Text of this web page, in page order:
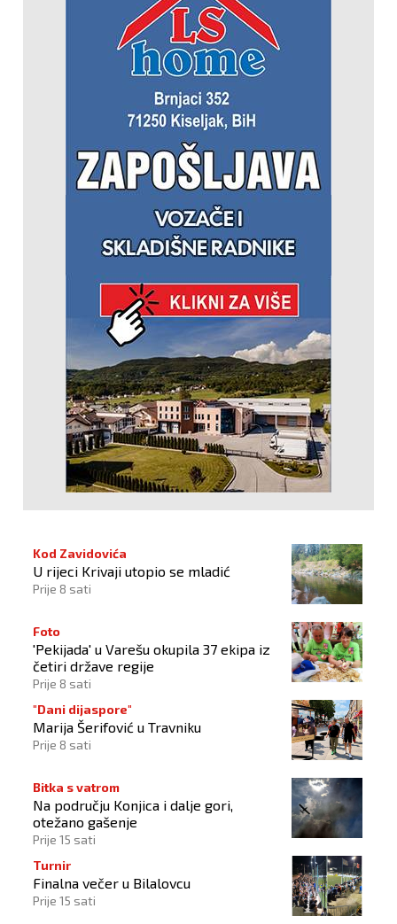
Kod Zavidovića
U rijeci Krivaji utopio se mladić
Prije 8 sati
Foto
'Pekijada' u Varešu okupila 37 ekipa iz
četiri države regije
Prije 8 sati
"Dani dijaspore"
Marija Šerifović u Travniku
Prije 8 sati
Bitka s vatrom
Na području Konjica i dalje gori,
otežano gašenje
Prije 15 sati
Turnir
Finalna večer u Bilalovcu
Prije 15 sati